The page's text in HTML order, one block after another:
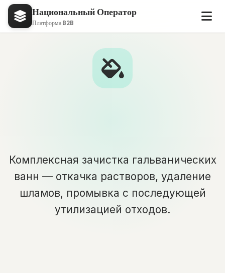
Национальный Оператор
Платформа B2B
Комплексная зачистка гальванических
ванн — откачка растворов, удаление
шламов, промывка с последующей
утилизацией отходов.